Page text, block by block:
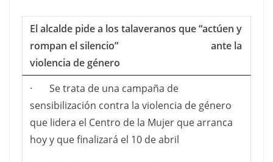
El alcalde pide a los talaveranos que “actúen y
rompan el silencio” ante la
violencia de género
· Se trata de una campaña de
sensibilización contra la violencia de género
que lidera el Centro de la Mujer que arranca
hoy y que finalizará el 10 de abril